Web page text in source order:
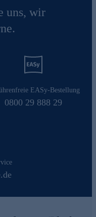
uns, wir
EASy-Bestellung
0800 29 888 29